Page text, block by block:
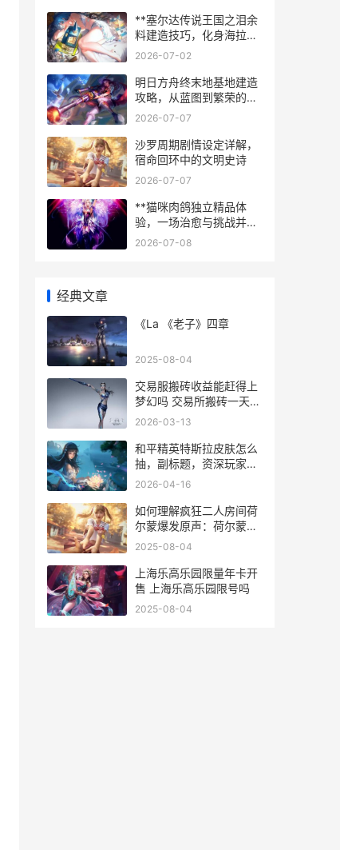
**塞尔达传说王国之泪余
料建造技巧，化身海拉鲁
最强工程师的秘诀**
2026-07-02
明日方舟终末地基地建造
攻略，从蓝图到繁荣的生
存之道
2026-07-07
沙罗周期剧情设定详解，
宿命回环中的文明史诗
2026-07-07
**猫咪肉鸽独立精品体
验，一场治愈与挑战并存
的爪尖冒险**
2026-07-08
经典文章
《La 《老子》四章
2025-08-04
交易服搬砖收益能赶得上
梦幻吗 交易所搬砖一天多
少钱
2026-03-13
和平精英特斯拉皮肤怎么
抽，副标题，资深玩家心
得与策略分享
2026-04-16
如何理解疯狂二人房间荷
尔蒙爆发原声：荷尔蒙对
情感和行为的深远影响 什
2025-08-04
上海乐高乐园限量年卡开
售 上海乐高乐园限号吗
2025-08-04